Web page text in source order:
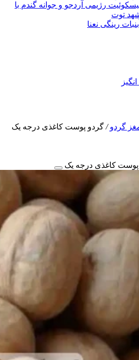
رژیمی آردجو و جوانه گندم با
توت
آبنبات رینگی نعنا
گردو/ گردو پوست کاغذی درجه یک
پوست کاغذی درجه یک